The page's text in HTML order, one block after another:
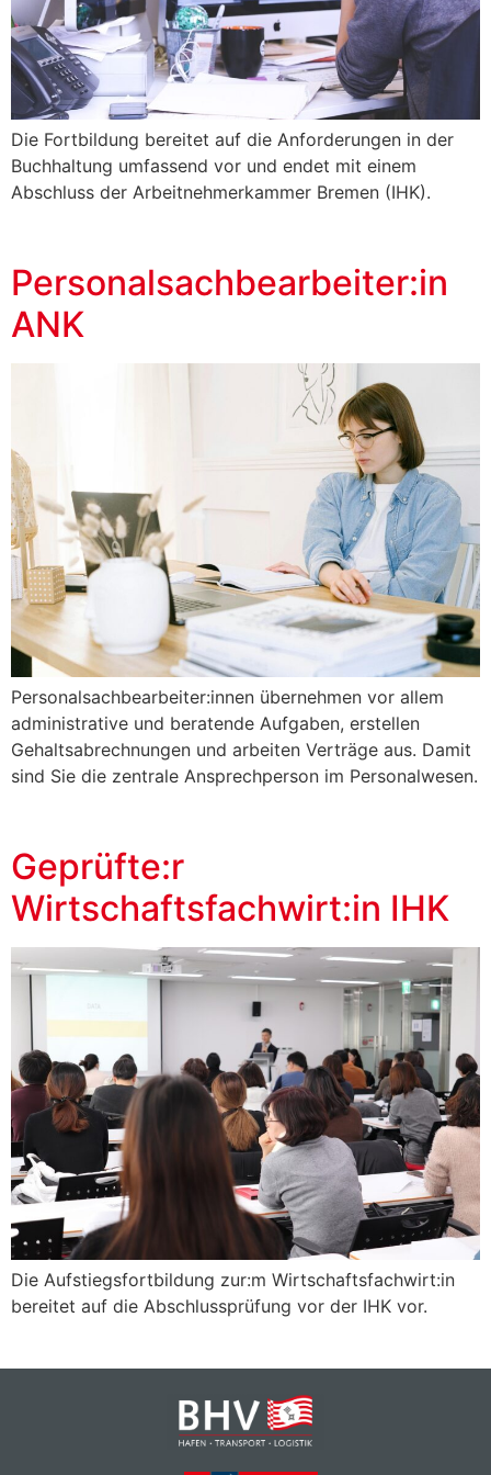
Die Fortbildung bereitet auf die Anforderungen in der
Buchhaltung umfassend vor und endet mit einem
Abschluss der Arbeitnehmerkammer Bremen (IHK).
Personalsachbearbeiter:in
ANK
Personalsachbearbeiter:innen übernehmen vor allem
administrative und beratende Aufgaben, erstellen
Gehaltsabrechnungen und arbeiten Verträge aus. Damit
sind Sie die zentrale Ansprechperson im Personalwesen.
Geprüfte:r
Wirtschaftsfachwirt:in IHK
Die Aufstiegsfortbildung zur:m Wirtschaftsfachwirt:in
bereitet auf die Abschlussprüfung vor der IHK vor.